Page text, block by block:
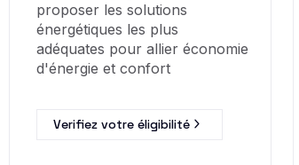
proposer les solutions
énergétiques les plus
adéquates pour allier économie
d'énergie et confort
Verifiez votre éligibilité